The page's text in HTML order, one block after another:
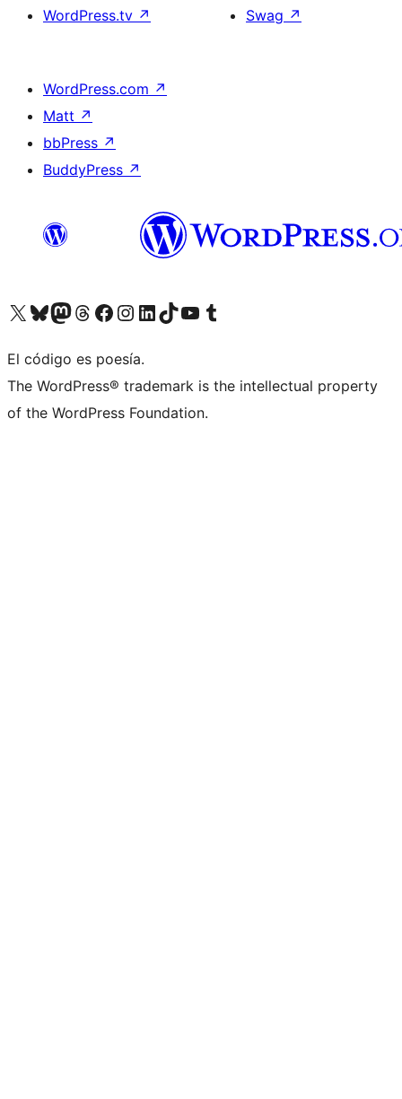
WordPress.tv ↗
Swag ↗
WordPress.com ↗
Matt ↗
bbPress ↗
BuddyPress ↗
Visitá nuestra cuenta de X (anteriormente Twitter)
Visitá nuestra cuenta de Bluesky
Visitá nuestra cuenta de Mastodon
Visitá nuestra cuenta de Threads
Visitá nuestra página de Facebook
Visitá nuestra cuenta de Instagram
Visitá nuestra cuenta de LinkedIn
Visitá nuestra cuenta de TikTok
Visitá nuestro canal de YouTube
Visitá nuestra cuenta de Tumblr
El código es poesía.
The WordPress® trademark is the intellectual property
of the WordPress Foundation.